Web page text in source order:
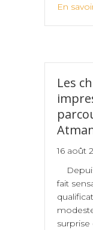
En
Les
16 août
fait